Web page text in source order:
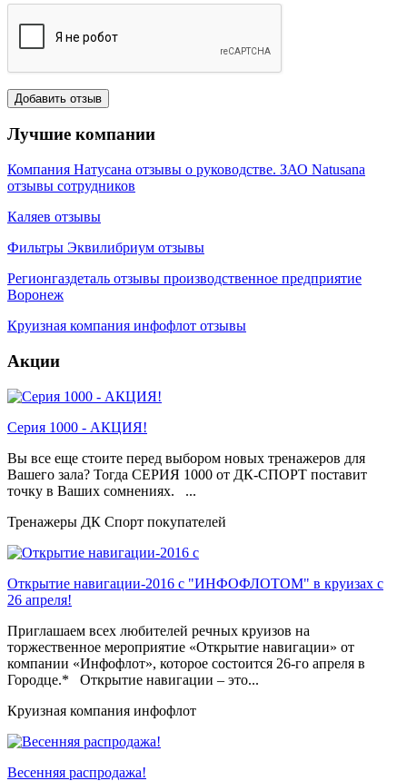
Лучшие компании
Компания Натусана отзывы о руководстве. ЗАО Natusana
отзывы сотрудников
Каляев отзывы
Фильтры Эквилибриум отзывы
Регионгаздеталь отзывы производственное предприятие
Воронеж
Круизная компания инфофлот отзывы
Акции
Серия 1000 - АКЦИЯ!
Вы все еще стоите перед выбором новых тренажеров для
Вашего зала? Тогда СЕРИЯ 1000 от ДК-СПОРТ поставит
точку в Ваших сомнениях. ...
Тренажеры ДК Спорт покупателей
Открытие навигации-2016 с "ИНФОФЛОТОМ" в круизах с
26 апреля!
Приглашаем всех любителей речных круизов на
торжественное мероприятие «Открытие навигации» от
компании «Инфофлот», которое состоится 26-го апреля в
Городце.* Открытие навигации – это...
Круизная компания инфофлот
Весенняя распродажа!